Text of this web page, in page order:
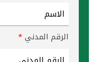
القنوات المصرفية
أدوات وخدمات
الرقم المدني*